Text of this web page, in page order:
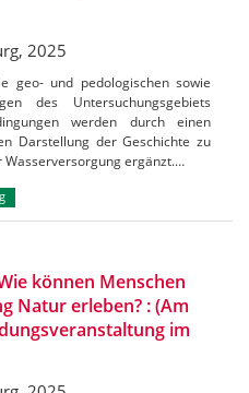
2025
geo- und pedologischen sowie
des Untersuchungsgebiets
werden durch einen
Darstellung der Geschichte zu
ergänzt.…
können Menschen
Natur erleben? : (Am
im